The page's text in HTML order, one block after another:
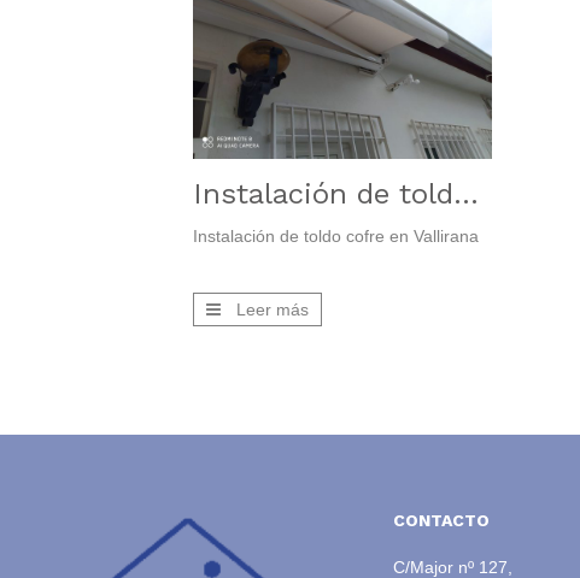
Instalación de toldo cofre
Instalación de toldo cofre en Vallirana
Leer más
CONTACTO
C/Major nº 127,